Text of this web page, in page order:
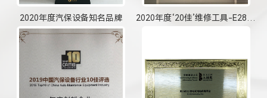
2020年度汽保设备知名品牌